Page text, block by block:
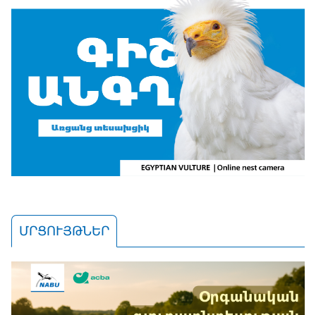
ՄՐՑՈՒՅԹՆԵՐ